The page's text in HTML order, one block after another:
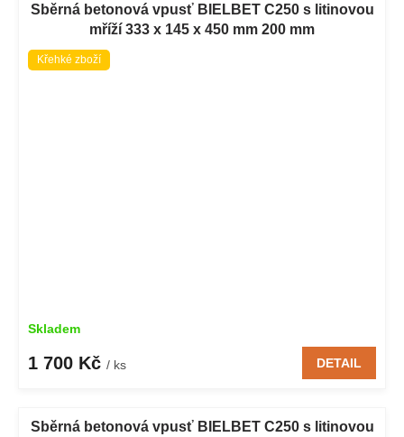
Sběrná betonová vpusť BIELBET C250 s litinovou
mříží 333 x 145 x 450 mm 200 mm
Křehké zboží
Skladem
1 700 Kč / ks DETAIL
Sběrná betonová vpusť BIELBET C250 s litinovou